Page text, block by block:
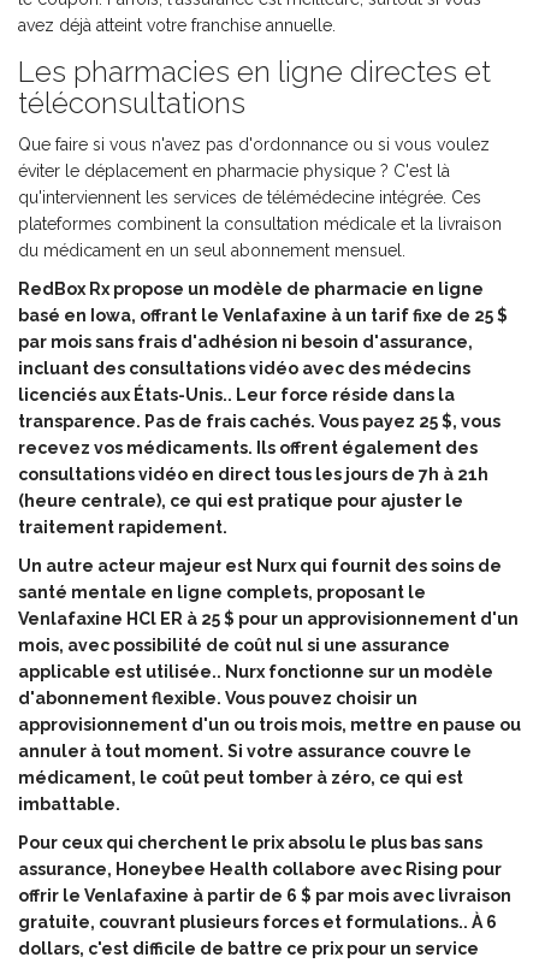
avez déjà atteint votre franchise annuelle.
Les pharmacies en ligne directes et
téléconsultations
Que faire si vous n'avez pas d'ordonnance ou si vous voulez
éviter le déplacement en pharmacie physique ? C'est là
qu'interviennent les services de télémédecine intégrée. Ces
plateformes combinent la consultation médicale et la livraison
du médicament en un seul abonnement mensuel.
RedBox Rx propose un modèle de pharmacie en ligne
basé en Iowa, offrant le Venlafaxine à un tarif fixe de 25 $
par mois sans frais d'adhésion ni besoin d'assurance,
incluant des consultations vidéo avec des médecins
licenciés aux États-Unis.. Leur force réside dans la
transparence. Pas de frais cachés. Vous payez 25 $, vous
recevez vos médicaments. Ils offrent également des
consultations vidéo en direct tous les jours de 7h à 21h
(heure centrale), ce qui est pratique pour ajuster le
traitement rapidement.
Un autre acteur majeur est Nurx qui fournit des soins de
santé mentale en ligne complets, proposant le
Venlafaxine HCl ER à 25 $ pour un approvisionnement d'un
mois, avec possibilité de coût nul si une assurance
applicable est utilisée.. Nurx fonctionne sur un modèle
d'abonnement flexible. Vous pouvez choisir un
approvisionnement d'un ou trois mois, mettre en pause ou
annuler à tout moment. Si votre assurance couvre le
médicament, le coût peut tomber à zéro, ce qui est
imbattable.
Pour ceux qui cherchent le prix absolu le plus bas sans
assurance, Honeybee Health collabore avec Rising pour
offrir le Venlafaxine à partir de 6 $ par mois avec livraison
gratuite, couvrant plusieurs forces et formulations.. À 6
dollars, c'est difficile de battre ce prix pour un service